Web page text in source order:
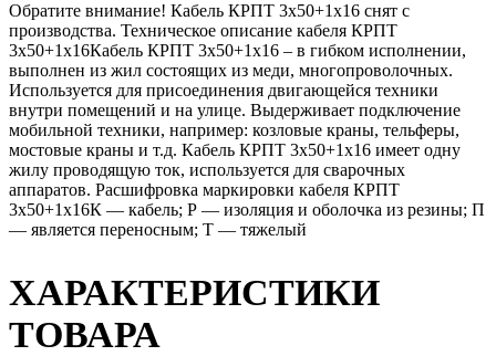
Обратите внимание! Кабель КРПТ 3х50+1х16 снят с
производства. Техническое описание кабеля КРПТ
3х50+1х16Кабель КРПТ 3х50+1х16 – в гибком исполнении,
выполнен из жил состоящих из меди, многопроволочных.
Используется для присоединения двигающейся техники
внутри помещений и на улице. Выдерживает подключение
мобильной техники, например: козловые краны, тельферы,
мостовые краны и т.д. Кабель КРПТ 3х50+1х16 имеет одну
жилу проводящую ток, используется для сварочных
аппаратов. Расшифровка маркировки кабеля КРПТ
3х50+1х16К — кабель; Р — изоляция и оболочка из резины; П
— является переносным; Т — тяжелый
ХАРАКТЕРИСТИКИ
ТОВАРА